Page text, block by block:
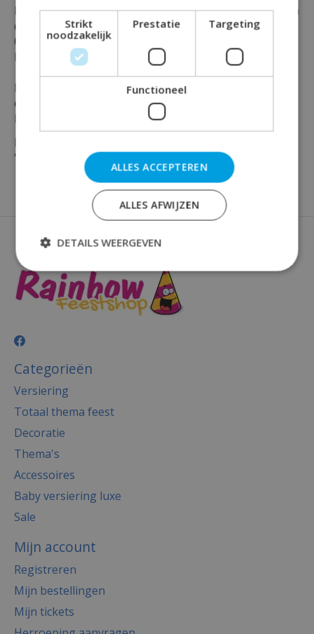
Heb je iets te vieren en wil je dat in luxe en stijl doen in
combinatie met de cijfers 21 ?
Of heb je al andere artikelen uit deze mooie serie ?
Dan mag deze hangende slinger niet ontbreken.
Deze prachtige swirl slinger is gemaakt van papier en
en plastic en is maar liefst 120 cm lang !
En is verpakt per stuk in de kleur goud en wit
Maak jouw feest compleet en bestel vandaag nog je
''21'' decoratie bij Rainbow Feestshop!
Categorieën
Versiering
Totaal thema feest
Decoratie
Thema's
Accessoires
Baby versiering luxe
Sale
Mijn account
Registreren
Mijn bestellingen
Mijn tickets
Strikt
noodzakelijk
Prestatie Targeting
Functioneel
ALLES ACCEPTEREN
ALLES AFWIJZEN
DETAILS WEERGEVEN